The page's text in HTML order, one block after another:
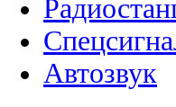
Автозвук